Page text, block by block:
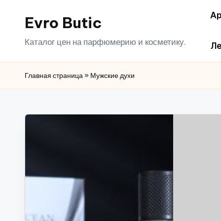
ПерейтиEvro Butic
Каталог цен на парфюмерию и косметику.
Главная страница» Мужские духи